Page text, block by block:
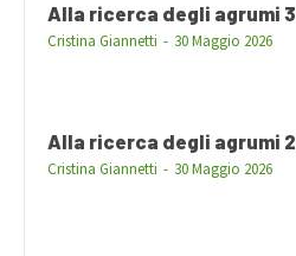
Alla ricerca degli agrumi 3
Cristina Giannetti - 30 Maggio 2026
Alla ricerca degli agrumi 2
Cristina Giannetti - 30 Maggio 2026